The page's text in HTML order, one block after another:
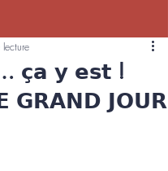
𝗰̧𝗮 𝘆 𝗲𝘀𝘁 !
𝗚𝗥𝗔𝗡𝗗 𝗝𝗢𝗨𝗥